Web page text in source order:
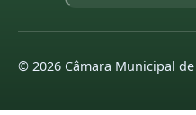
© 2026 Câmara Municipal